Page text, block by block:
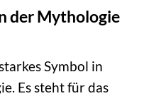
der Mythologie
Symbol in
Es steht für das